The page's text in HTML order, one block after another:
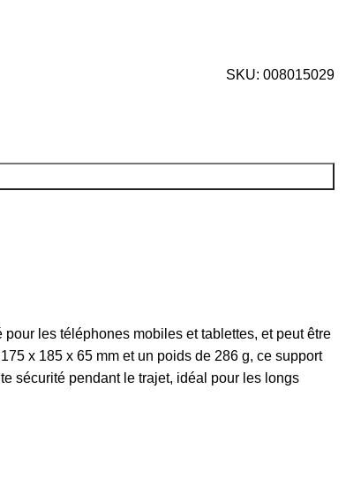
SKU:008015029
les téléphones mobiles et tablettes, et peut être
x 185 x 65 mm et un poids de 286 g, ce support
sécurité pendant le trajet, idéal pour les longs